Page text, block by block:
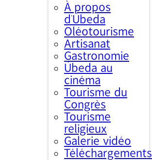
À propos
d’Úbeda
Oléotourisme
Artisanat
Gastronomie
Úbeda au
cinéma
Tourisme du
Congrès
Tourisme
religieux
Galerie vidéo
Téléchargements